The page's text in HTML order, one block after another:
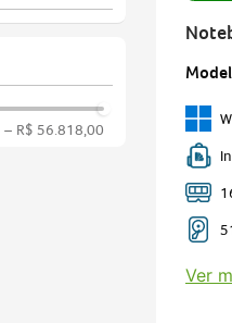
– R$ 56.818,00
Ver